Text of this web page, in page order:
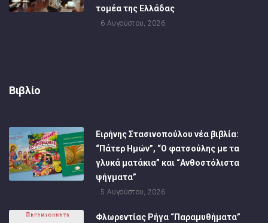
τομέα της Ελλάδας
6 Αυγούστου, 2026
Βιβλίο
Ειρήνης Στασινοπούλου νέα βιβλία:
“Πάτερ Ημών”, “Ο φατσούλης με τα
γλυκά ματάκια” και “Ανθοστόλιστα
ψήγματα”
5 Αυγούστου, 2026
Φλωρεντίας Ρήγα “Παραμυθήματα”